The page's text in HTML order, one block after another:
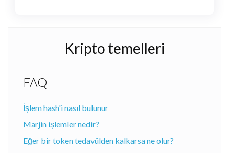
Kripto temelleri
FAQ
İşlem hash'i nasıl bulunur
Marjin işlemler nedir?
Eğer bir token tedavülden kalkarsa ne olur?